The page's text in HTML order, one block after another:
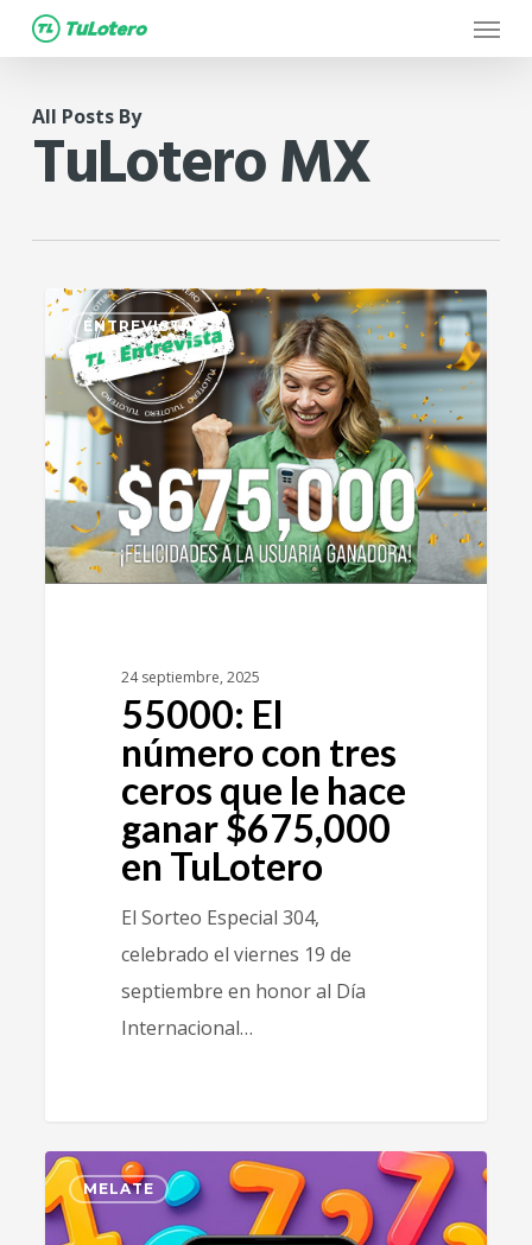
Skip
to
content
Menu
All Posts By
TuLotero MX
ENTREVISTA
24 septiembre, 2025
55000: El
número con tres
ceros que le hace
ganar $675,000
en TuLotero
El Sorteo Especial 304,
celebrado el viernes 19 de
septiembre en honor al Día
Internacional…
2
MELATE 0